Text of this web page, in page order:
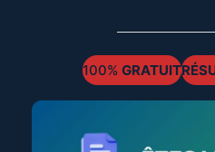
100%GRATUIT